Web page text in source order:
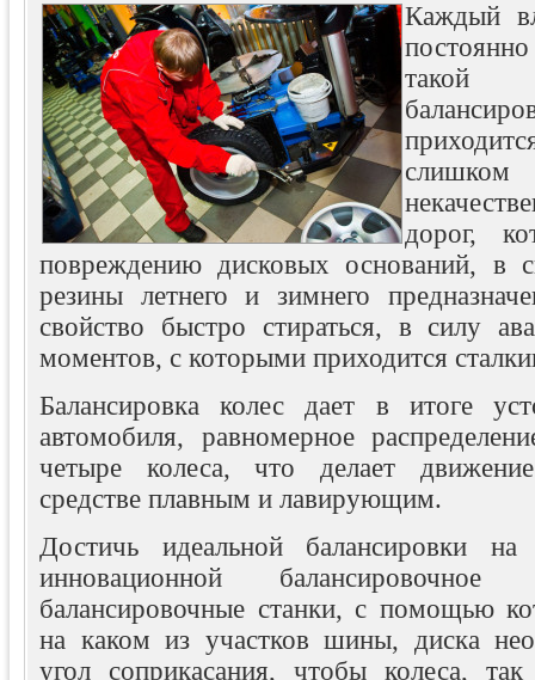
Каждый
такой
дорог,
повреждению дисковых оснований, в
резины летнего и зимнего
свойство быстро стираться, в силу
моментов, с которыми приходится
Балансировка колес дает в итоге
автомобиля, равномерное
четыре колеса, что делает
средстве плавным и лавирующим.
Достичь идеальной балансировки на
инновационной
балансировочные станки, с помощью
на каком из участков шины, диска
угол соприкасания, чтобы колеса,